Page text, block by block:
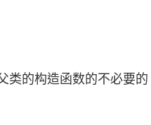
类的构造函数的不必要的